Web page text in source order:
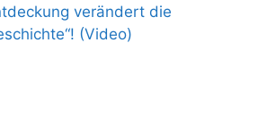
verändert die
(Video)